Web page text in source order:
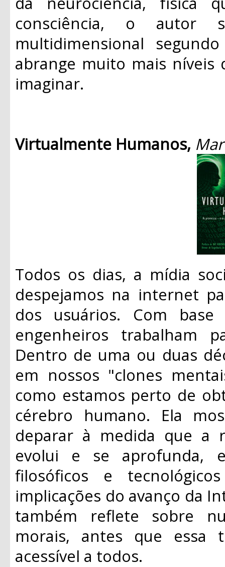
consciência, o autor
multidimensional
abrange muito mais níveis
imaginar.
Virtualmente Humanos,
Todos os dias, a mídia
despejamos na internet
dos usuários. Com
engenheiros trabalham
Dentro de uma ou duas
em nossos "clones
como estamos perto de
cérebro humano. Ela
deparar à medida que a
evolui e se aprofunda,
filosóficos e
implicações do avanço da
também reflete sobre
morais, antes que essa
acessível a todos.